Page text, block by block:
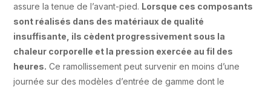
assure la tenue de l’avant-pied. Lorsque ces composants
sont réalisés dans des matériaux de qualité
insuffisante, ils cèdent progressivement sous la
chaleur corporelle et la pression exercée au fil des
heures. Ce ramollissement peut survenir en moins d’une
journée sur des modèles d’entrée de gamme dont le